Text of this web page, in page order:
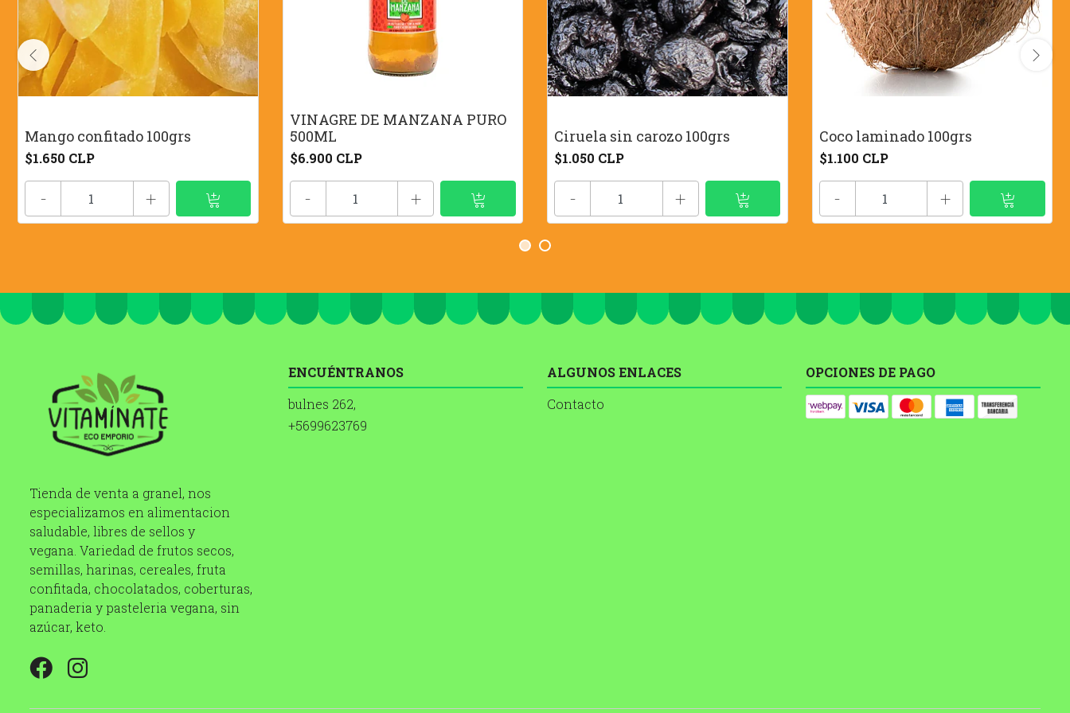
Mango confitado 100grs
$1.650 CLP
- +
VINAGRE DE MANZANA PURO
500ML
$6.900 CLP
- +
Ciruela sin carozo 100grs
$1.050 CLP
- +
Coco laminado 100grs
$1.100 CLP
- +
Tienda de venta a granel, nos
especializamos en alimentacion
saludable, libres de sellos y
vegana. Variedad de frutos secos,
semillas, harinas, cereales, fruta
confitada, chocolatados, coberturas,
panaderia y pasteleria vegana, sin
azúcar, keto.
ENCUÉNTRANOS
bulnes 262,
+5699623769
ALGUNOS ENLACES
Contacto
OPCIONES DE PAGO